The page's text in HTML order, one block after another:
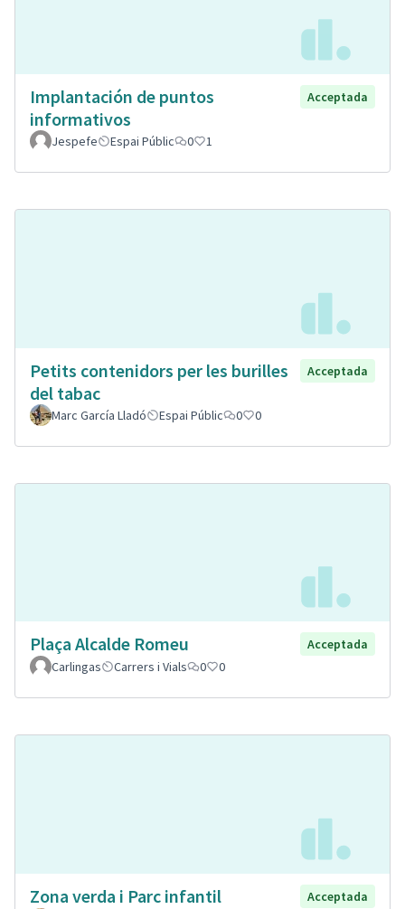
Implantación de puntos
informativos
Acceptada
Jespefe Espai Públic 0 1
Petits contenidors per les burilles
del tabac
Acceptada
Marc García Lladó Espai Públic 0 0
Plaça Alcalde Romeu
Acceptada
Carlingas
Carrers i Vials 0 0
Zona verda i Parc infantil
Acceptada